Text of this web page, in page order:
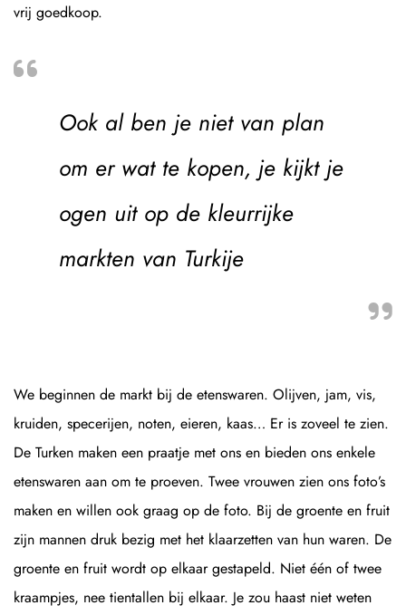
vrij goedkoop.
Ook al ben je niet van plan
om er wat te kopen, je kijkt je
ogen uit op de kleurrijke
markten van Turkije
We beginnen de markt bij de etenswaren. Olijven, jam, vis,
kruiden, specerijen, noten, eieren, kaas… Er is zoveel te zien.
De Turken maken een praatje met ons en bieden ons enkele
etenswaren aan om te proeven. Twee vrouwen zien ons foto’s
maken en willen ook graag op de foto. Bij de groente en fruit
zijn mannen druk bezig met het klaarzetten van hun waren. De
groente en fruit wordt op elkaar gestapeld. Niet één of twee
kraampjes, nee tientallen bij elkaar. Je zou haast niet weten